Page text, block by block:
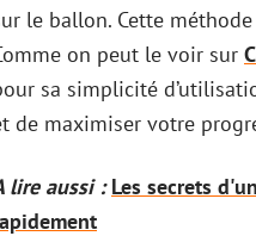
le ballon. Cette
on peut le voir sur
sa simplicité
de maximiser votre
lire aussi : Les secrets